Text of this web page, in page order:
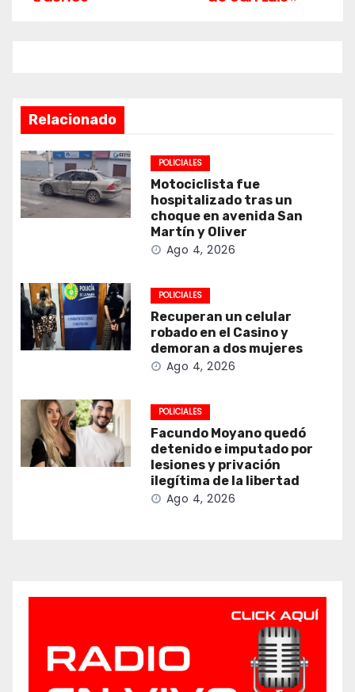
Relacionado
POLICIALES
Motociclista fue
hospitalizado tras un
choque en avenida San
Martín y Oliver
Ago 4, 2026
POLICIALES
Recuperan un celular
robado en el Casino y
demoran a dos mujeres
Ago 4, 2026
POLICIALES
Facundo Moyano quedó
detenido e imputado por
lesiones y privación
ilegítima de la libertad
Ago 4, 2026